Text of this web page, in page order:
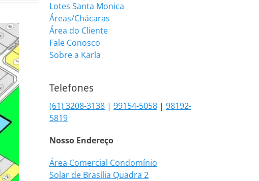
Lotes Santa Monica
Áreas/Chácaras
Área do Cliente
Fale Conosco
Sobre a Karla
Telefones
(61) 3208-3138 | 99154-5058 | 98192-
5819
Nosso Endereço
Área Comercial Condomínio
Solar de Brasília Quadra 2